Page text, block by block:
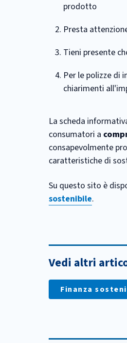
prodotto
Presta
Tieni presente
Per le polizze di
chiarimenti
La scheda
consumatori a
consapevolmente
caratteristiche di
Su questo sito è
sostenibile.
Vedi altri
Finanza